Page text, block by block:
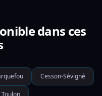
dans ces
Cesson-Sévigné
Toulon